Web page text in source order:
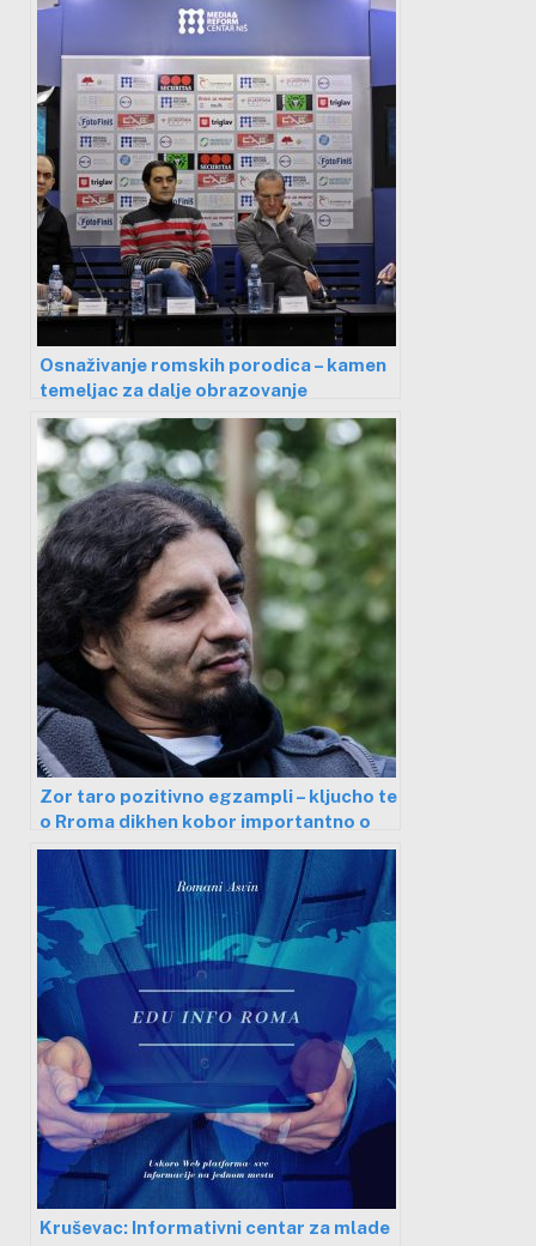
Osnaživanje romskih porodica – kamen
temeljac za dalje obrazovanje
Zor taro pozitivno egzampli – kljucho te
o Rroma dikhen kobor importantno o
sikljovipa
Kruševac: Informativni centar za mlade